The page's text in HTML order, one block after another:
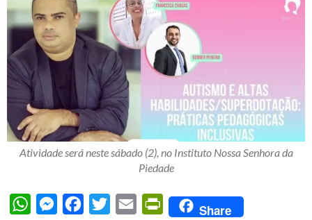
Atividade será neste sábado (2), no Instituto Nossa Senhora da
Piedade
WhatsAppMessengerFacebook
Twitter Email PrintFriendly
Share